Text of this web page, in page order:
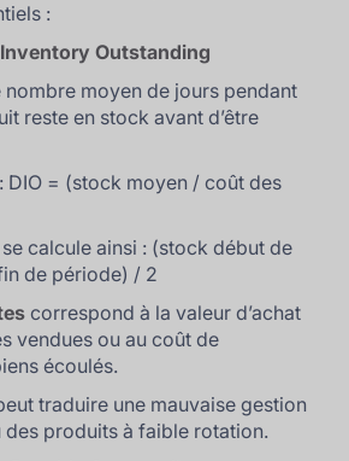
:
Inventory Outstanding
nombre moyen de jours pendant
reste en stock avant d’être
DIO = (stock moyen / coût des
se calcule ainsi : (stock début de
de période) / 2
correspond à la valeur d’achat
vendues ou au coût de
écoulés.
traduire une mauvaise gestion
produits à faible rotation.